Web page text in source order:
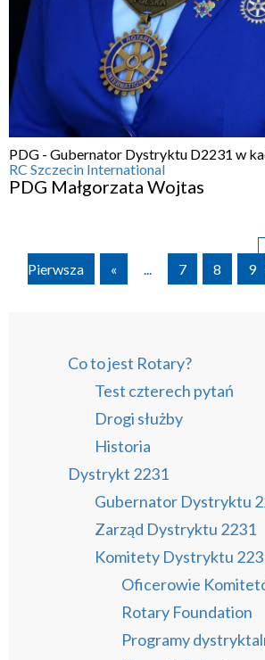
PDG - Gubernator Dystryktu D2231 w
RC Szczecin International
PDG Małgorzata Wojtas
Pierwsza
« ... 7 8 9
Co to jest Rotary?
Test czterech pytań
Drogi służby
Historia
Dystrykt 2231
Gubernator Dystryktu
Zarząd Dystryktu 2231
Komitety Dystryktu
Oficerowie
Rotary Foundation
Programy